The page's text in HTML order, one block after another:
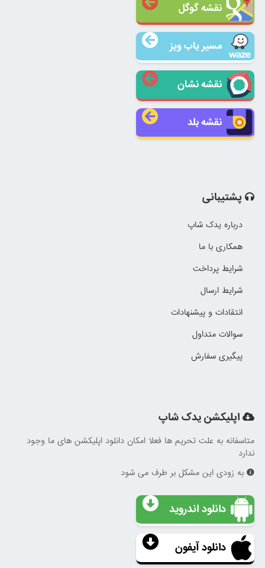
نقشه گوگل
مسیر یاب ویز
نقشه نشان
نقشه بلد
پشتیبانی
درباره یدک شاپ
همکاری با ما
شرایط پرداخت
شرایط ارسال
انتقادات و پیشنهادات
سوالات متداول
پیگیری سفارش
اپلیکشن یدک شاپ
متاسفانه به علت تحریم ها فعلا امکان دانلود اپلیکشن های ما وجود
ندارد
به زودی این مشکل بر طرف می شود
دانلود اندروید
دانلود آیفون